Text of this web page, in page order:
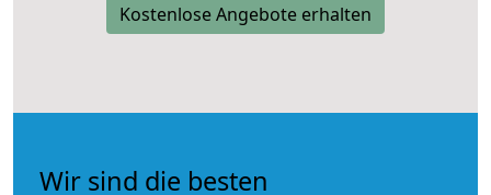
Kostenlose Angebote erhalten
Wir sind die besten